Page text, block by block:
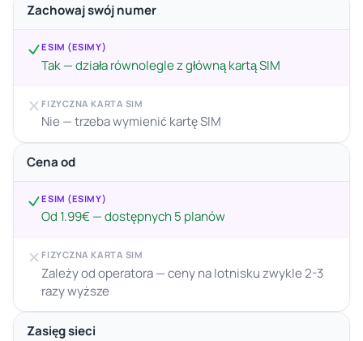
Zachowaj swój numer
ESIM (ESIMY)
Tak — działa równolegle z główną kartą SIM
FIZYCZNA KARTA SIM
Nie — trzeba wymienić kartę SIM
Cena od
ESIM (ESIMY)
Od 1.99€ — dostępnych 5 planów
FIZYCZNA KARTA SIM
Zależy od operatora — ceny na lotnisku zwykle 2-3
razy wyższe
Zasięg sieci